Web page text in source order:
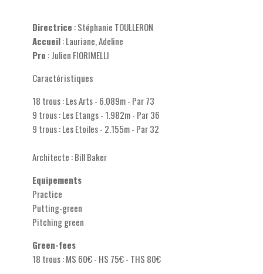
Directrice : Stéphanie TOULLERON
Accueil: Lauriane, Adeline
Pro : Julien FIORIMELLI
Caractéristiques
18 trous : Les Arts - 6.089m - Par 73
9 trous : Les Etangs - 1.982m - Par 36
9 trous : Les Etoiles - 2.155m - Par 32
Architecte : Bill Baker
Equipements
Practice
Putting-green
Pitching green
Green-fees
18 trous : MS 60€ - HS 75€ - THS 80€